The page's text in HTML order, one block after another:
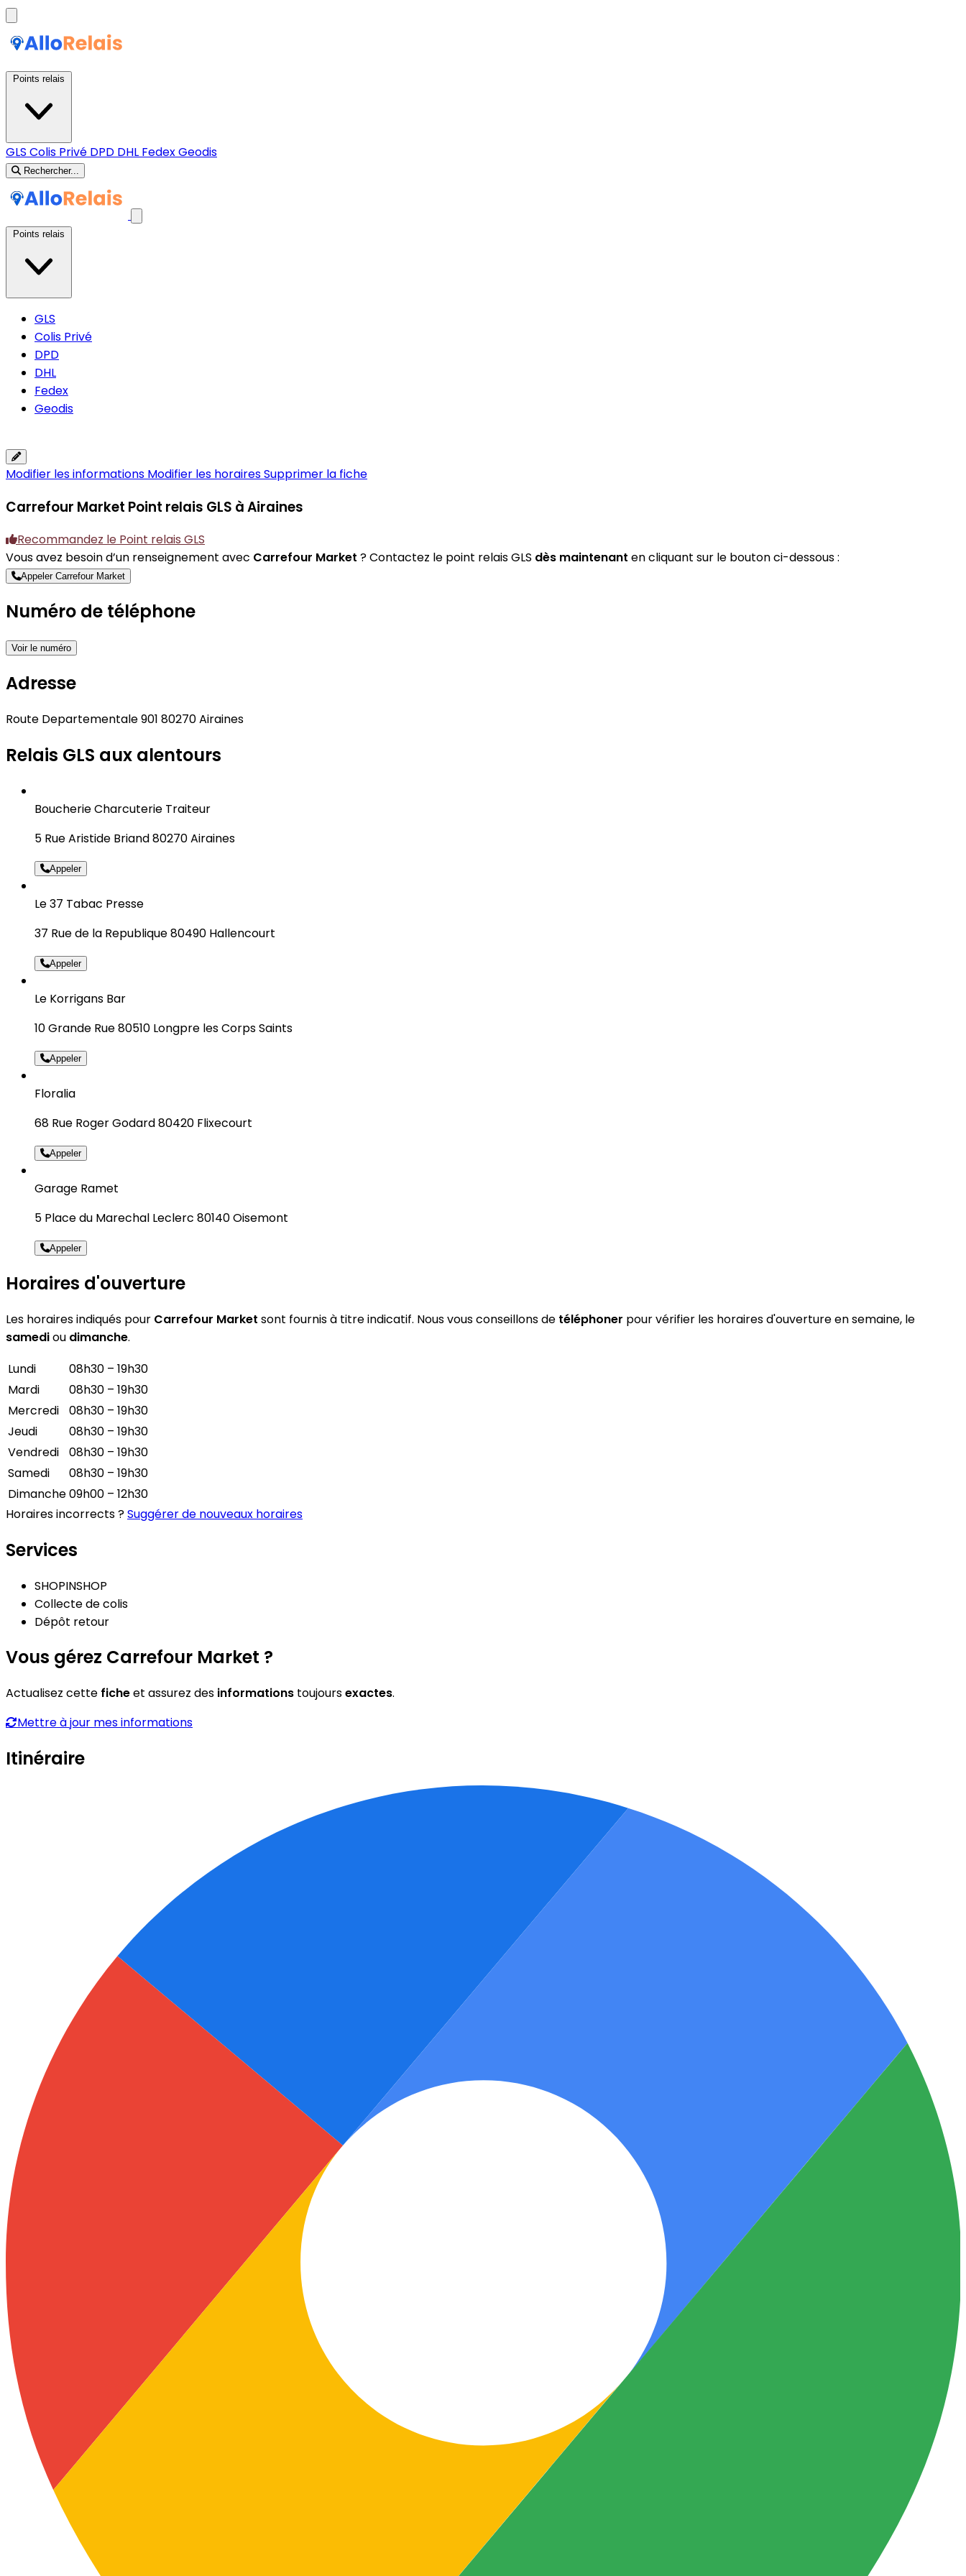
GLS Colis Privé DPD DHL FedexGeodis
Rechercher...
GLS
Colis Privé
DPD
DHL
Fedex
Geodis
Modifier les informations Modifier les horairesSupprimer la fiche
Carrefour Market Point relais GLS à Airaines
Recommandez le Point relais GLS
Vous avez besoin d’un renseignement avec Carrefour Market ? Contactez le point relais GLS dès maintenant en cliquant sur le bouton ci-dessous :
Appeler Carrefour Market
Numéro de téléphone
Voir le numéro
Adresse
Route Departementale 901 80270 Airaines
Relais GLS aux alentours
Boucherie Charcuterie Traiteur
5 Rue Aristide Briand 80270 Airaines
Appeler
Le 37 Tabac Presse
37 Rue de la Republique 80490 Hallencourt
Appeler
Le Korrigans Bar
10 Grande Rue 80510 Longpre les Corps Saints
Appeler
Floralia
68 Rue Roger Godard 80420 Flixecourt
Appeler
Garage Ramet
5 Place du Marechal Leclerc 80140 Oisemont
Appeler
Horaires d'ouverture
Les horaires indiqués pour Carrefour Market sont fournis à titre indicatif. Nous vous conseillons de téléphoner pour vérifier les horaires d'ouverture en semaine, le
samediou dimanche.
Lundi
08h30 – 19h30
Mardi
08h30 – 19h30
Mercredi
08h30 – 19h30
Jeudi
08h30 – 19h30
Vendredi
08h30 – 19h30
Samedi
08h30 – 19h30
Dimanche09h00 – 12h30
Horaires incorrects ?Suggérer de nouveaux horaires
Services
SHOPINSHOP
Collecte de colis
Dépôt retour
Vous gérez Carrefour Market ?
Actualisez cette ficheet assurez des informations toujoursexactes.
Mettre à jour mes informations
Itinéraire